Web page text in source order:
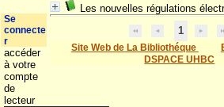
Les nouvelles régulations
1
Site Web de La Bibliothéque
DSPACE UHBC
Se
connecte
r
accéder
à votre
compte
de
lecteur